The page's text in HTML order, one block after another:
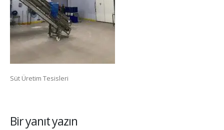
Süt Üretim Tesisleri
Bir yanıt yazın